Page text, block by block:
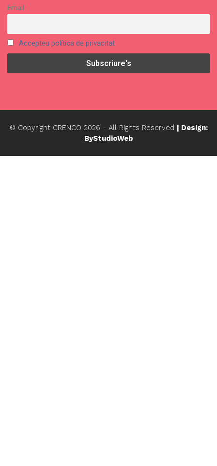
Email
Accepteu política de privacitat
© Copyright CRENCO 2026 - All Rights Reserved | Design:
ByStudioWeb